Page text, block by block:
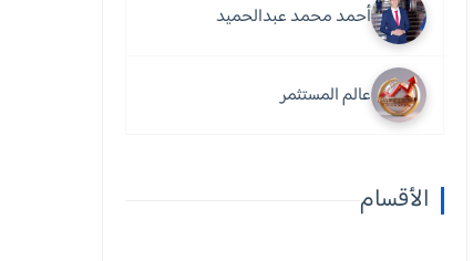
أحمد محمد عبدالحميد
عالم المستثمر
الأقسام